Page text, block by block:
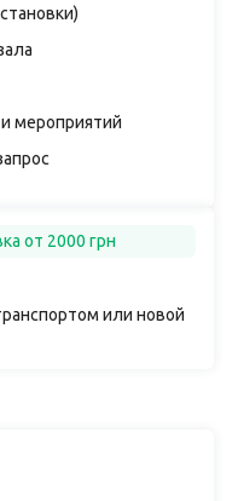
мероприятий
или новой
от 2000 грн